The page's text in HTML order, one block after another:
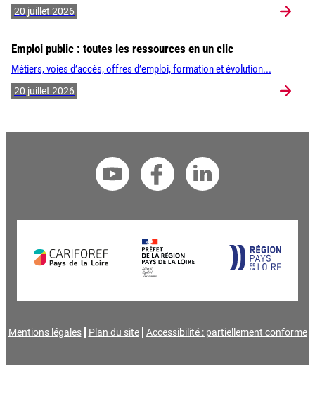
20 juillet 2026
Emploi public : toutes les ressources en un clic
Métiers, voies d’accès, offres d’emploi, formation et évolution...
20 juillet 2026
Mentions légales Plan du site Accessibilité : partiellement conforme